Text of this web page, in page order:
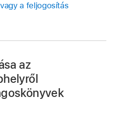
a feljogosítás
az